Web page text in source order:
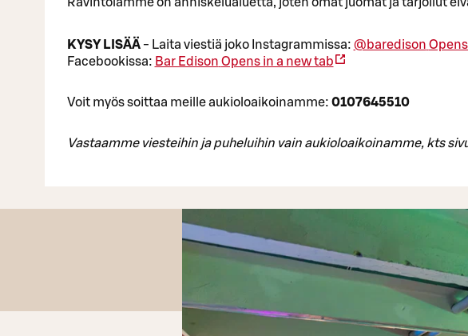
KYSY LISÄÄ- Laita viestiä joko Instagrammissa: @baredison
Facebookissa: Bar Edison Opens in a new tab
Voit myös soittaa meille aukioloaikoinamme: 0107645510
Vastaamme viesteihin ja puheluihin vain aukioloaikoinamme, kts